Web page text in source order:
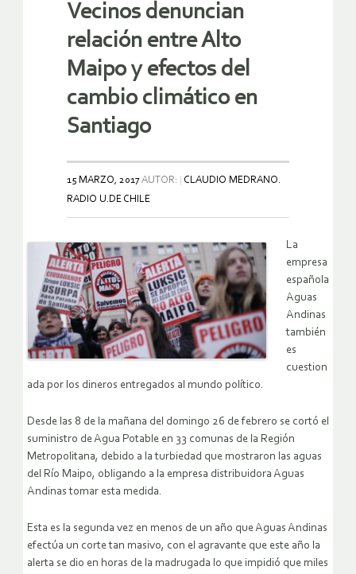
Vecinos denuncian
relación entre Alto
Maipo y efectos del
cambio climático en
Santiago
15 MARZO, 2017AUTOR:
CLAUDIO MEDRANO.
RADIO U.DE CHILE
La
empresa
española
Aguas
Andinas
también
es
cuestion
ada por los dineros entregados al mundo político.
Desde las 8 de la mañana del domingo 26 de febrero se cortó el
suministro de Agua Potable en 33 comunas de la Región
Metropolitana, debido a la turbiedad que mostraron las aguas
del Río Maipo, obligando a la empresa distribuidora Aguas
Andinas tomar esta medida.
Esta es la segunda vez en menos de un año que Aguas Andinas
efectúa un corte tan masivo, con el agravante que este año la
alerta se dio en horas de la madrugada lo que impidió que miles